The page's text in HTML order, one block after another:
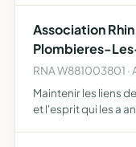
urbaines, culturelles)
Association
Plombieres-
RNA W881003801 ·
Maintenir les liens
et l'esprit qui les a